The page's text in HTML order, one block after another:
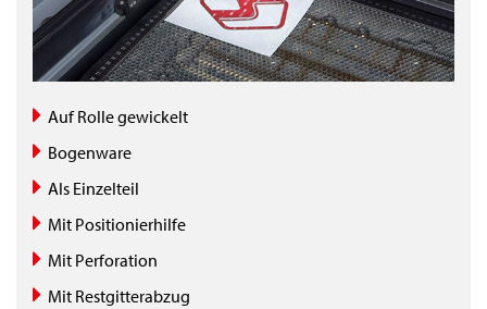
Auf Rolle gewickelt
Bogenware
Als Einzelteil
Mit Positionierhilfe
Mit Perforation
Mit Restgitterabzug